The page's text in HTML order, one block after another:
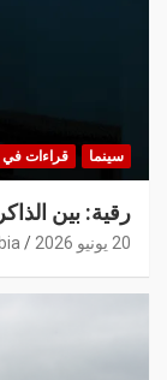
سينما قراءات في
رقية: بين
20 يونيو 2026